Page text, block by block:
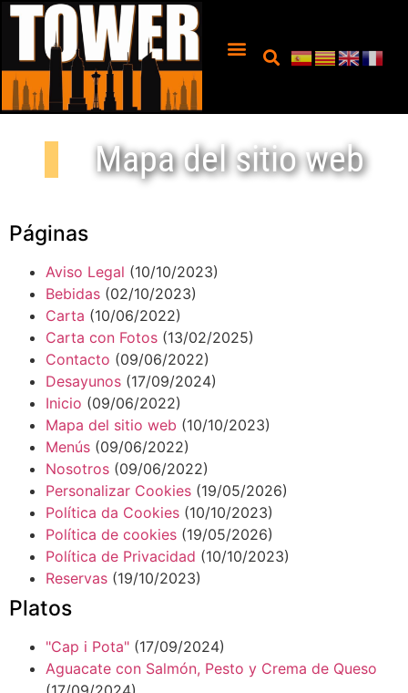
Mapa del sitio web
Páginas
Aviso Legal (10/10/2023)
Bebidas (02/10/2023)
Carta (10/06/2022)
Carta con Fotos (13/02/2025)
Contacto (09/06/2022)
Desayunos (17/09/2024)
Inicio (09/06/2022)
Mapa del sitio web (10/10/2023)
Menús (09/06/2022)
Nosotros (09/06/2022)
Personalizar Cookies (19/05/2026)
Política da Cookies (10/10/2023)
Política de cookies (19/05/2026)
Política de Privacidad (10/10/2023)
Reservas (19/10/2023)
Platos
"Cap i Pota" (17/09/2024)
Aguacate con Salmón, Pesto y Crema de Queso